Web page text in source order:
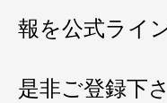
報を公式ライ
是非ご登録下